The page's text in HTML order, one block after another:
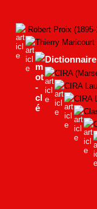
Robert Proix
Thierry Maricourt
Dictionnaire
CIRA
CIRA
CIRA